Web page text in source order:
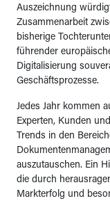
Auszeichnung
Zusammenarbeit
bisherige
führender
Digitalisierung
Geschäftsprozesse.
Jedes Jahr kommen
Experten, Kunden
Trends in den
auszutauschen. Ein
die durch
Markterfolg und